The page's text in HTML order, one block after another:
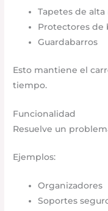
Tapetes de alta
Protectores de
Guardabarros
Esto mantiene el
tiempo.
Funcionalidad
Resuelve un
Ejemplos:
Organizadores
Soportes